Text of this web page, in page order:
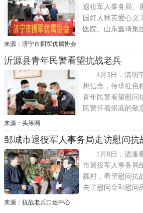
史为鉴！2020
退役军人事务局、
国好人秋英爱心义
医院、山东鑫琦集
务公司、济宁李
今年92岁的李法真
谈起当年的抗战
日本鬼子遭遇战，
来源：济宁市拥军优属协会
沂源县青年民警看望抗战老兵
4月3日，清明
想信念，传承红色
青年民警看望慰问
民警怀着崇高的敬
片，聆听老人讲
礼。纷纷表示要向
党，热爱人民，
的一份力量。(
来源：头等网
邹城市退役军人事务局走访慰问抗
1月8日，适逢
市退役军人事务局
颜村，看望慰问抗
去了慰问金和慰问
里,慰问组一行详
来源：抗战老兵口述中心